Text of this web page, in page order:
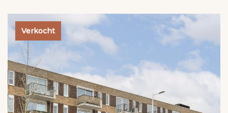
Verkocht